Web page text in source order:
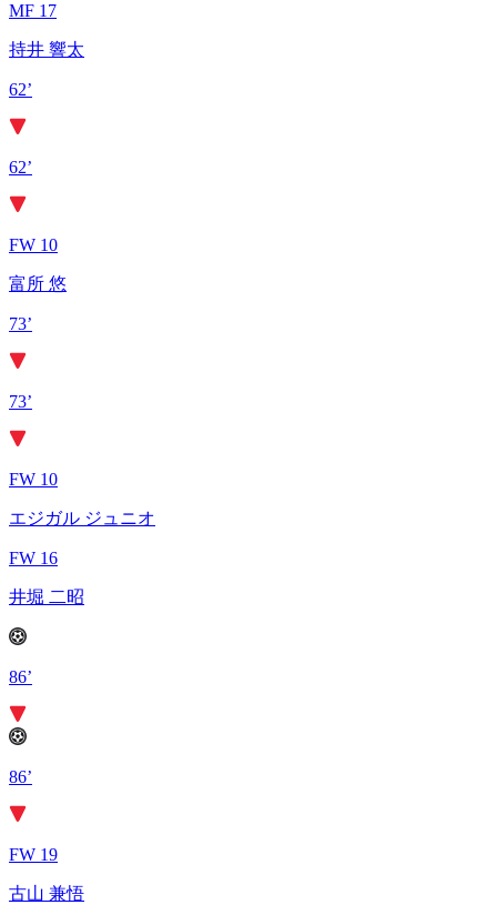
MF 17
持井 響太
62’
62’
FW 10
富所 悠
73’
73’
FW 10
エジガル ジュニオ
FW 16
井堀 二昭
86’
86’
FW 19
古山 兼悟